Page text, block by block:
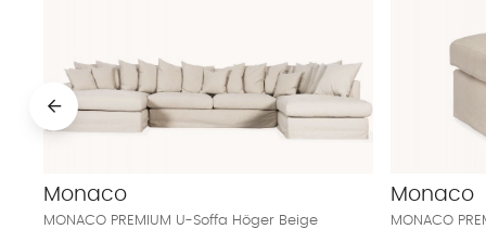
Monaco
MONACO PREMIUM U-Soffa Höger Beige
Monaco
MONACO